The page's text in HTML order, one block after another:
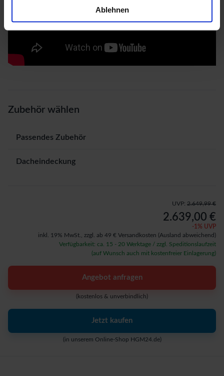
Ablehnen
Zubehör wählen
Passendes Zubehör
Dacheindeckung
UVP: 2.649,99 €
2.639,00 €
-1 % UVP
inkl. 19% MwSt., zzgl. ab 49 € Versandkosten (Ausland abweichend)
Verfügbarkeit: ca. 15 - 20 Werktage / zzgl. Speditionslaufzeit
(auf Wunsch auch mit kostenfreier Einlagerung)
Angebot anfragen
(kostenlos & unverbindlich)
Jetzt kaufen
(in unserem Online-Shop HGM24.de)